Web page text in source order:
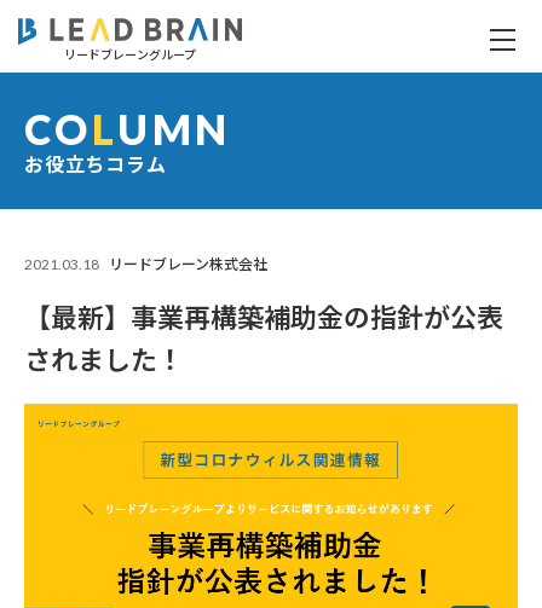
リードブレーングループ
お役立ちコラム
COLUMN
2021.03.18 リードブレーン株式会社
【最新】事業再構築補助金の指針が公表
されました！